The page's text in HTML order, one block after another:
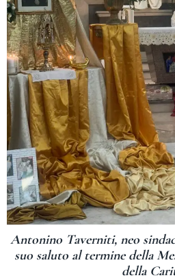
Antonino Taverniti, neo
suo saluto al termine della
della